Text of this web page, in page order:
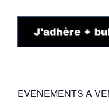
EVENEMENTS A